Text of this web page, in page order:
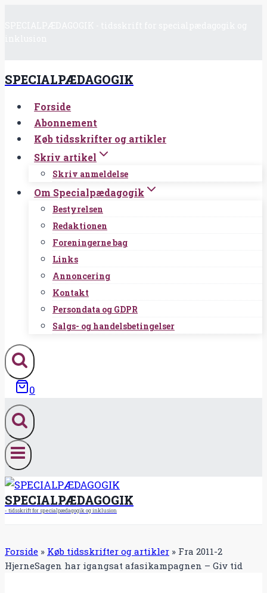
SPECIALPÆDAGOGIK
Forside
Abonnement
Køb tidsskrifter og artikler
Skriv artikel
Skriv anmeldelse
Om Specialpædagogik
Bestyrelsen
Redaktionen
Foreningerne bag
Links
Annoncering
Kontakt
Persondata og GDPR
Salgs- og handelsbetingelser
0
SPECIALPÆDAGOGIK
- tidsskrift for specialpædagogik og inklusion
Forside » Køb tidsskrifter og artikler » Fra 2011-2
HjerneSagen har igangsat afasikampagnen – Giv tid